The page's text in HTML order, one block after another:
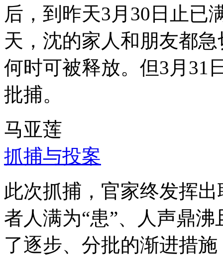
后，到昨天3月30日止已
天，沈的家人和朋友都
何时可被释放。但3月31
批捕。
马亚莲
抓捕与投案
此次抓捕，官家终发挥
者人满为“患”、人声鼎
了逐步、分批的渐进措